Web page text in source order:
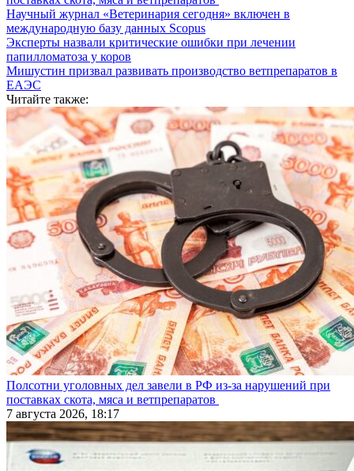
Научный журнал «Ветеринария сегодня» включен в
международную базу данных Scopus
Эксперты назвали критические ошибки при лечении
папилломатоза у коров
Мишустин призвал развивать производство ветпрепаратов в
ЕАЭС
Читайте также:
Полсотни уголовных дел завели в РФ из-за нарушений при
поставках скота, мяса и ветпрепаратов
7 августа 2026, 18:17